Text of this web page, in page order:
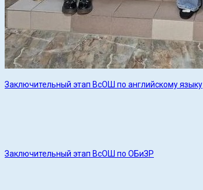
Заключительный этап ВсОШ по английскому языку
Заключительный этап ВсОШ по ОБиЗР